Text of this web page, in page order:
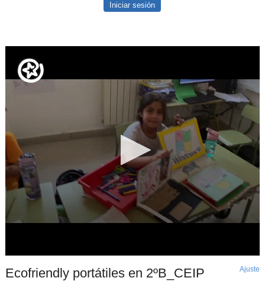
Iniciar sesión
Ecofriendly portátiles en 2ºB_CEIP
Ajuste